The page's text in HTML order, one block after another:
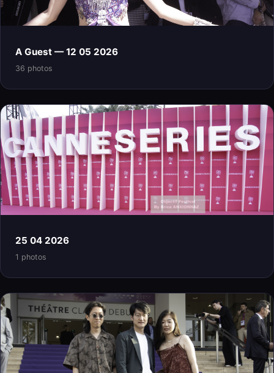
A Guest — 12 05 2026
36 photos
25 04 2026
1 photos